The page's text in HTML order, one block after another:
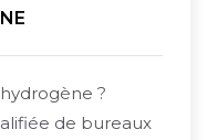
?
de bureaux